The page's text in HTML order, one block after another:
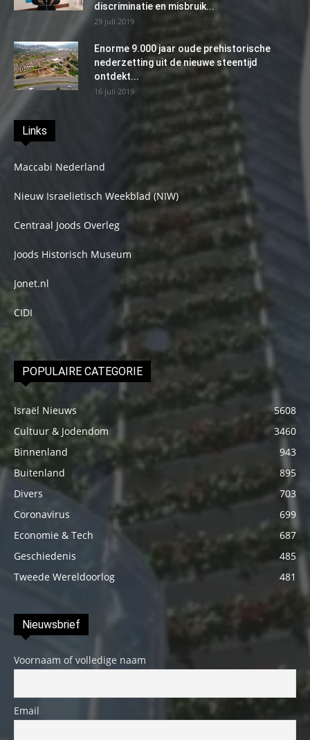
discriminatie en misbruik...
29 juli 2019
Enorme 9.000 jaar oude prehistorische
nederzetting uit de nieuwe steentijd
ontdekt...
16 juli 2019
Links
Maccabi Nederland
Nieuw Israelietisch Weekblad (NIW)
Centraal Joods Overleg
Joods Historisch Museum
Jonet.nl
CIDI
POPULAIRE CATEGORIE
Israël Nieuws
5608
Cultuur & Jodendom
3460
Binnenland
943
Buitenland
895
Divers
703
Coronavirus
699
Economie & Tech
687
Geschiedenis
485
Tweede Wereldoorlog
481
Nieuwsbrief
Voornaam of volledige naam
Email